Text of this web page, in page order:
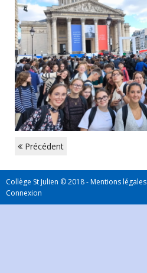
Précédent
Collège St Julien © 2018 -Mentions légales
Connexion